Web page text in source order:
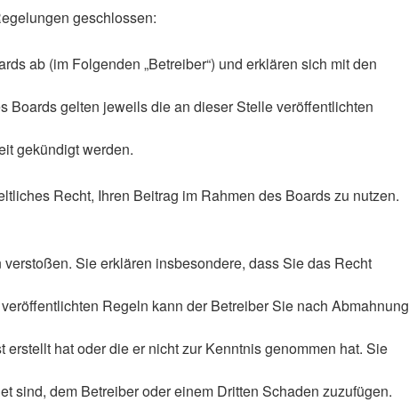
geschlossen:
ab (im Folgenden „Betreiber“) und erklären sich mit den
Boards gelten jeweils die an dieser Stelle veröffentlichten
gekündigt werden.
Recht, Ihren Beitrag im Rahmen des Boards zu nutzen.
Sie erklären insbesondere, dass Sie das Recht
Regeln kann der Betreiber Sie nach Abmahnung
hat oder die er nicht zur Kenntnis genommen hat. Sie
sind, dem Betreiber oder einem Dritten Schaden zuzufügen.